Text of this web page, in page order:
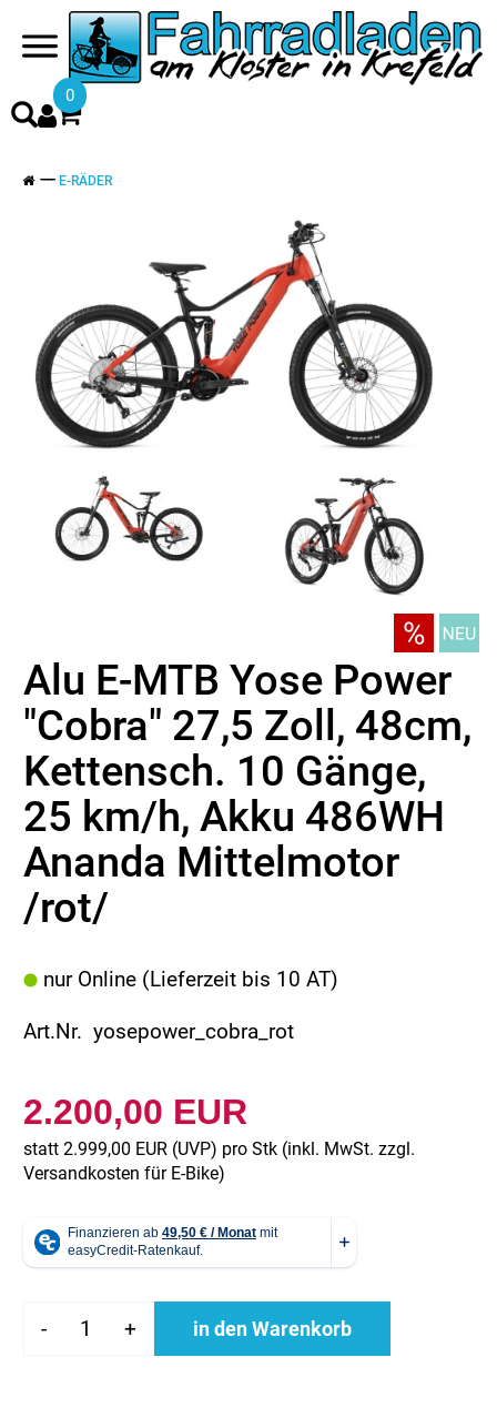
0
E-RÄDER
Alu E-MTB Yose Power
"Cobra" 27,5 Zoll, 48cm,
Kettensch. 10 Gänge,
25 km/h, Akku 486WH
Ananda Mittelmotor
/rot/
nur Online (Lieferzeit bis 10 AT)
Art.Nr. yosepower_cobra_rot
2.200,00 EUR
statt 2.999,00 EUR (UVP) pro Stk (inkl. MwSt. zzgl.
Versandkosten für E-Bike)
- + in den Warenkorb